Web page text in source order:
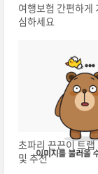
여행보험 간편하게
심하세요
초파리 끈끈이 트랩
및 추천